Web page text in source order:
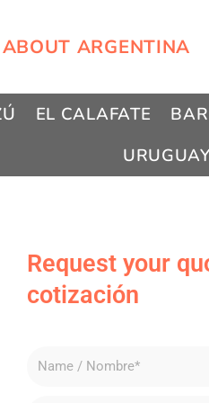
ABOUT ARGENTINA
EL CALAFATE
URUGUAY
Request your
cotización